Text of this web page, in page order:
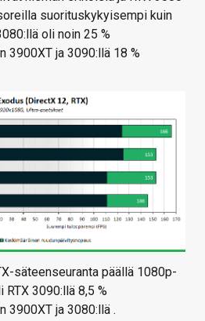
suorituskykyisempi kuin
oli noin 25 %
3900XT ja 3090:llä 18 %
säteenseuranta päällä 1080p-
3090:llä 8,5 %
3900XT ja 3080:llä .